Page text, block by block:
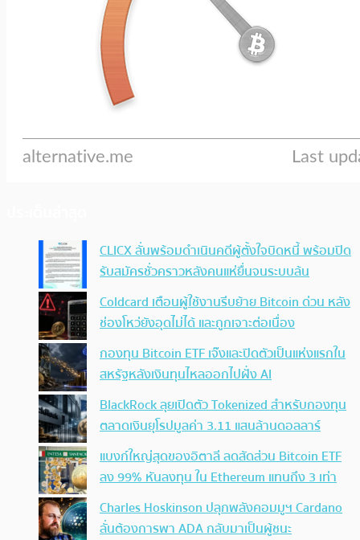
CLICX ลั่นพร้อมดำเนินคดีผู้ตั้งใจบิดหนี้ พร้อมปิด
รับสมัครชั่วคราวหลังคนแห่ยื่นจนระบบล้น
Coldcard เตือนผู้ใช้งานรีบย้าย Bitcoin ด่วน หลัง
ช่องโหว่ยังอุดไม่ได้ และถูกเจาะต่อเนื่อง
กองทุน Bitcoin ETF เจ๊งและปิดตัวเป็นแห่งแรกใน
สหรัฐหลังเงินทุนไหลออกไปฝั่ง AI
BlackRock ลุยเปิดตัว Tokenized สำหรับกองทุน
ตลาดเงินยุโรปมูลค่า 3.11 แสนล้านดอลลาร์
แบงก์ใหญ่สุดของอิตาลี ลดสัดส่วน Bitcoin ETF
ลง 99% หันลงทุน ใน Ethereum แทนถึง 3 เท่า
Charles Hoskinson ปลุกพลังคอมมูฯ Cardano
ลั่นต้องการพา ADA กลับมาเป็นผู้ชนะ